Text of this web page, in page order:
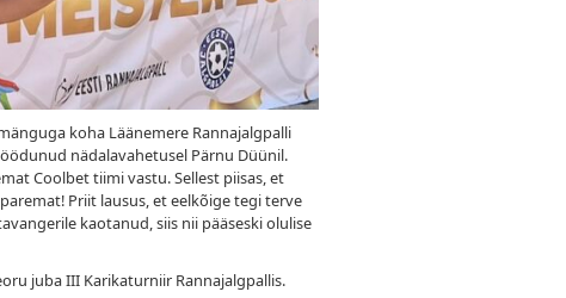
koha Läänemere Rannajalgpalli
nädalavahetusel Pärnu Düünil.
Coolbet tiimi vastu. Sellest piisas, et
Priit lausus, et eelkõige tegi terve
kaotanud, siis nii pääseski olulise
juba III Karikaturniir Rannajalgpallis.